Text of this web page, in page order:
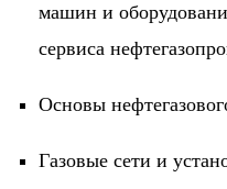
машин и
сервиса
Основы
Газовые сети и